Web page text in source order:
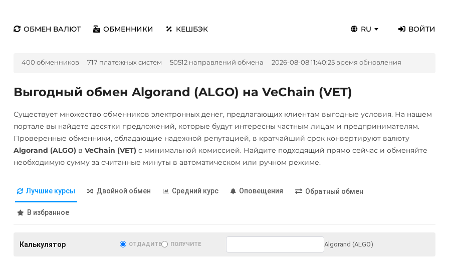
ОБМЕН ВАЛЮТ ОБМЕННИКИ КЕШБЭК RU ВОЙТИ
400 обменников 717 платежных систем 50512 направлений обмена 2026-08-08 11:40:25 время обновления
Выгодный обмен Algorand (ALGO) на VeChain (VET)
Существует множество обменников электронных денег, предлагающих клиентам выгодные условия. На нашем
портале вы найдете десятки предложений, которые будут интересны частным лицам и предпринимателям.
Проверенные обменники, обладающие надежной репутацией, в кратчайший срок конвертируют валюту
Algorand (ALGO) в VeChain (VET) с минимальной комиссией. Найдите подходящий прямо сейчас и обменяйте
необходимую сумму за считанные минуты в автоматическом или ручном режиме.
Лучшие курсы Двойной обмен Средний курс Оповещения Обратный обмен
В избранное
Калькулятор ОТДАДИТЕ ПОЛУЧИТЕ Algorand (ALGO)